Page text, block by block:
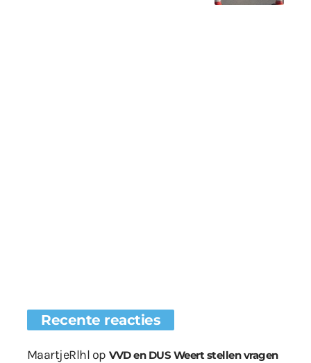
Recente reacties
MaartjeRlhl op VVD en DUS Weert stellen vragen